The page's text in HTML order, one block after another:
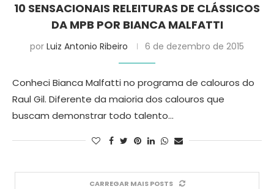
10 SENSACIONAIS RELEITURAS DE CLÁSSICOS
DA MPB POR BIANCA MALFATTI
por Luiz Antonio Ribeiro 6 de dezembro de 2015
Conheci Bianca Malfatti no programa de calouros do
Raul Gil. Diferente da maioria dos calouros que
buscam demonstrar todo talento…
CARREGAR MAIS POSTS